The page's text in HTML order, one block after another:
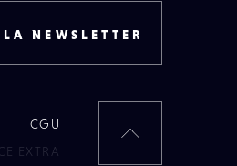
NEWSLETTER
CGU
EXTRA